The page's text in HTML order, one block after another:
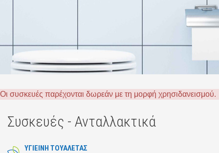
Οι συσκευές παρέχονται δωρεάν με τη μορφή χρησιδανεισμού.
Συσκευές - Ανταλλακτικά
ΥΓΙΕΙΝΗ ΤΟΥΑΛΕΤΑΣ